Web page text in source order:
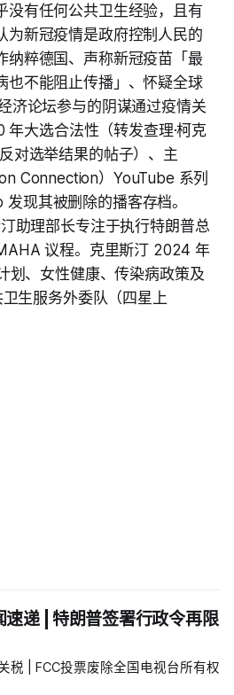
没有任何公共卫生经验，且有
为新冠疫情是政府控制人民的
纳粹德国、声称新冠疫苗「最
也不能阻止传播」、怀疑全球
济论坛参与的阴谋通过疫情关
大选合法性（转发查理·柯克
对选举结果的帖子）、主
Connection）YouTube 系列
现其被删除的播客存档。
助理部长专注于执行特朗普总
议程。克里斯汀 2024 年
划、女性健康、传染病政策及
生服务外委队（四星上
递 | 特朗普签署行政令再限
税 | FCC投票废除全国电视台所有权